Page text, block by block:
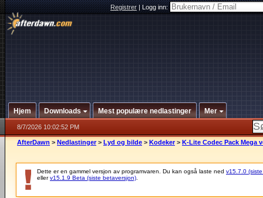
Registrer|Logg inn:
Hjem Downloads Mest populære nedlastinger Mer
8/7/2026 10:02:52 PM
AfterDawn > Nedlastinger > Lyd og bilde > Kodeker > K-Lite Codec Pack Mega
Dette er en gammel versjon av programvaren. Du kan også laste ned v15.7.0
ellerv15.1.9 Beta (siste betaversjon)